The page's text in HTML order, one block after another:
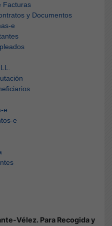
Facturas
y Documentos
e
e
e
Vélez. Para Recogida y